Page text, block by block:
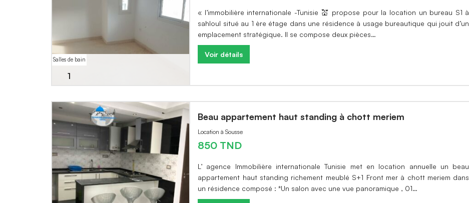
Salles de bain
1
« l’immobilière internationale -Tunisie 💒 propose pour la location un bureau S1 à
sahloul situé au 1 ère étage dans une résidence à usage bureautique qui jouit d’un
emplacement stratégique. Il se compose deux pièces…
Voir détails
Beau appartement haut standing à chott meriem
Location à Sousse
850 TND
L’ agence Immobilière internationale Tunisie met en location annuelle un beau
appartement haut standing richement meublé S+1 Front mer à chott meriem dans
un résidence composé : *Un salon avec une vue panoramique , 01…